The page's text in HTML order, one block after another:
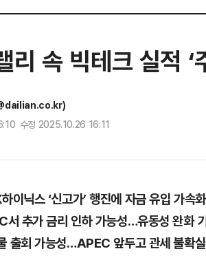
리 속 빅테크 실
수정 2025.10.26 16:11
이닉스 ‘신고가’ 행진에 자금 유입 가속화
추가 금리 인하 가능성…유동성 완화
출회 가능성…APEC 앞두고 관세 불확